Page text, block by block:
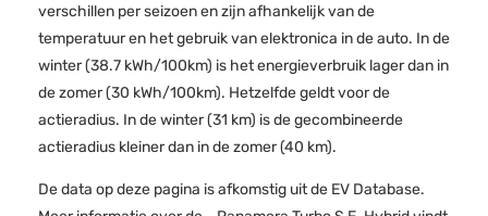
verschillen per seizoen en zijn afhankelijk van de
temperatuur en het gebruik van elektronica in de auto. In de
winter (38.7 kWh/100km) is het energieverbruik lager dan in
de zomer (30 kWh/100km). Hetzelfde geldt voor de
actieradius. In de winter (31 km) is de gecombineerde
actieradius kleiner dan in de zomer (40 km).
De data op deze pagina is afkomstig uit de EV Database.